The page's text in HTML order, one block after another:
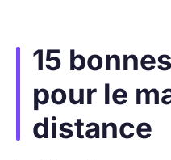
15
pour le
distance